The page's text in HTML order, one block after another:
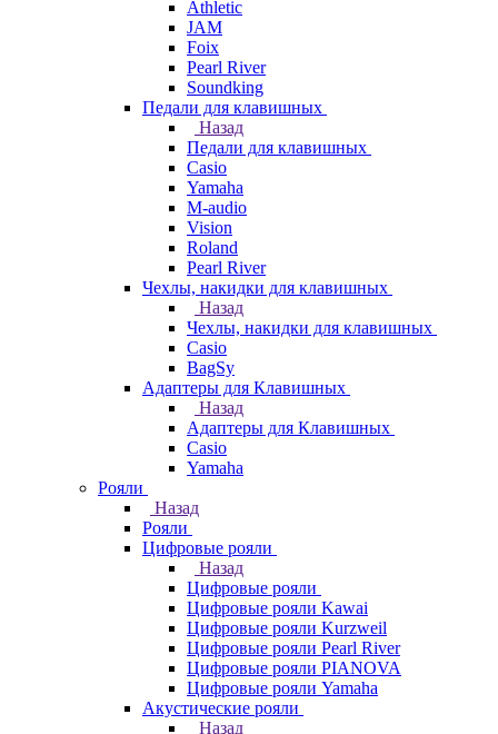
Athletic
JAM
Foix
Pearl River
Soundking
Педали для клавишных
Назад
Педали для клавишных
Casio
Yamaha
M-audio
Vision
Roland
Pearl River
Чехлы, накидки для клавишных
Назад
Чехлы, накидки для клавишных
Casio
BagSy
Адаптеры для Клавишных
Назад
Адаптеры для Клавишных
Casio
Yamaha
Рояли
Назад
Рояли
Цифровые рояли
Назад
Цифровые рояли
Цифровые рояли Kawai
Цифровые рояли Kurzweil
Цифровые рояли Pearl River
Цифровые рояли PIANOVA
Цифровые рояли Yamaha
Акустические рояли
Назад